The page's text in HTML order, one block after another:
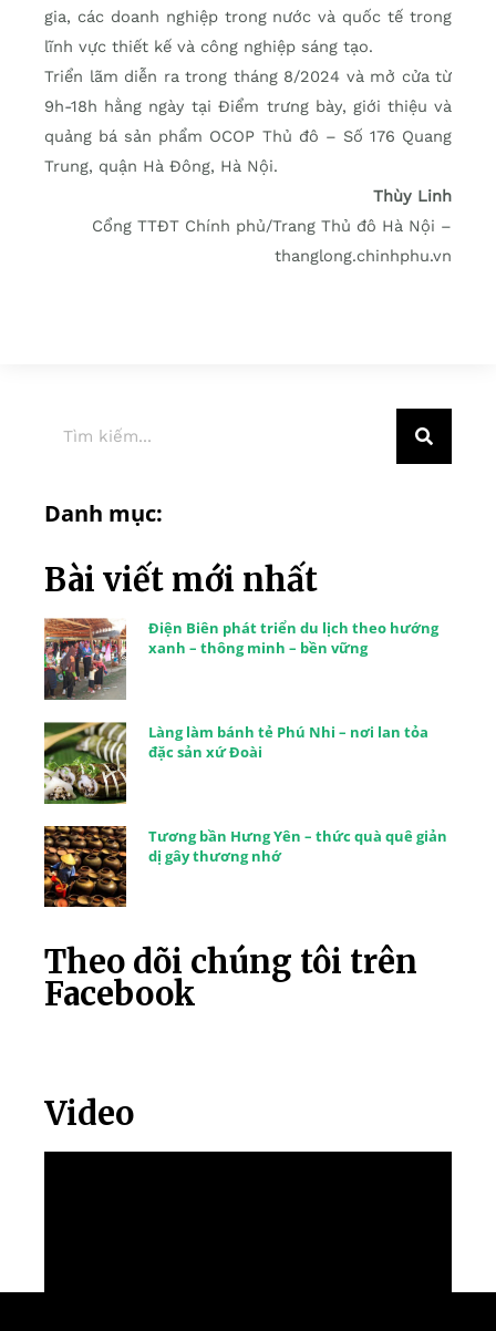
gia, các doanh nghiệp trong nước và quốc tế trong
lĩnh vực thiết kế và công nghiệp sáng tạo.
Triển lãm diễn ra trong tháng 8/2024 và mở cửa từ
9h-18h hằng ngày tại Điểm trưng bày, giới thiệu và
quảng bá sản phẩm OCOP Thủ đô – Số 176 Quang
Trung, quận Hà Đông, Hà Nội.
Thùy Linh
Cổng TTĐT Chính phủ/Trang Thủ đô Hà Nội –
thanglong.chinhphu.vn
Danh mục:
Bài viết mới nhất
Điện Biên phát triển du lịch theo hướng
xanh – thông minh – bền vững
Làng làm bánh tẻ Phú Nhi – nơi lan tỏa
đặc sản xứ Đoài
Tương bần Hưng Yên – thức quà quê giản
dị gây thương nhớ
Theo dõi chúng tôi trên
Facebook
Video